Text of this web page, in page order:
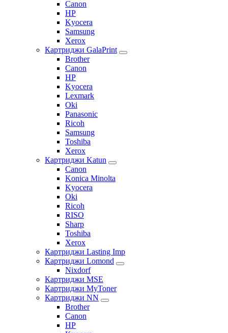
Canon
HP
Kyocera
Samsung
Xerox
Картриджи GalaPrint
Brother
Canon
HP
Kyocera
Lexmark
Oki
Panasonic
Ricoh
Samsung
Toshiba
Xerox
Картриджи Katun
Canon
Konica Minolta
Kyocera
Oki
Ricoh
RISO
Sharp
Toshiba
Xerox
Картриджи Lasting Imp
Картриджи Lomond
Nixdorf
Картриджи MSE
Картриджи MyToner
Картриджи NN
Brother
Canon
HP